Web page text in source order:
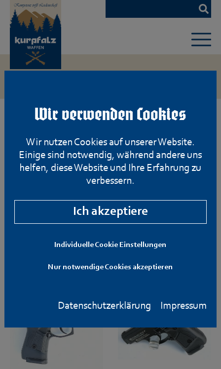
Wir verwenden Cookies
Wir nutzen Cookies auf unserer Website.
Einige sind notwendig, während andere uns
helfen, diese Website und Ihre Erfahrung zu
verbessern.
Ich akzeptiere
Individuelle Cookie Einstellungen
Nur notwendige Cookies akzeptieren
Datenschutzerklärung Impressum
Zum
Hauptinhalt
springen